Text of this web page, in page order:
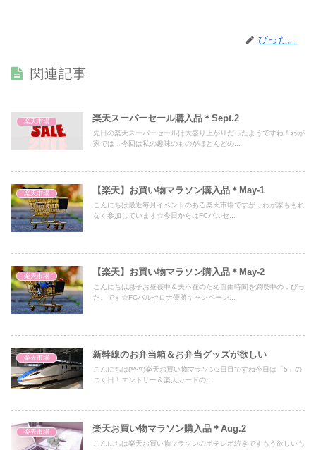
びった。
関連記事
楽天市場 楽天スーパーセール購入品＊Sept.2
先日の楽天スーパーセールは大盛り上がりだったようですね！わが
家では，今回は私の趣味のものがほとんどの...
楽天市場 【楽天】お買い物マラソン購入品＊May-1
こんにちは最近毎月イベントのある楽天市場ですが，わが家ももれ
なく参加しています☆今日からはFCバルセ...
楽天市場 【楽天】お買い物マラソン購入品＊May-2
こんにちは息子お昼寝中＆夫不在のため自由時間を満喫中の，びっ
た。です☆FCバルセロナ優勝キャンペーン...
楽天市場 新幹線のお弁当箱＆お弁当グッズが欲しい
こんにちは(*^^*)楽天お買い物マラソン2日目ですね今日は「5」の
つく日！エントリー＆楽天カードの...
楽天市場 楽天お買い物マラソン購入品＊Aug.2
こんにちは楽天お買い物マラソンのポチレポ続きですもう欲しいも